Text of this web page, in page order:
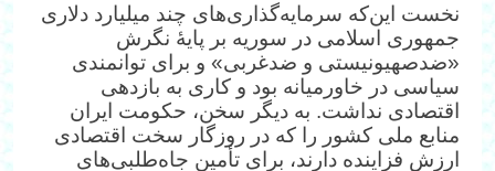
نخست این‌که سرمایه‌گذاری‌های چند میلیارد دلاری
جمهوری اسلامی در سوریه بر پایهٔ نگرش
«ضدصهیونیستی و ضدغربی» و برای توانمندی
سیاسی در خاورمیانه بود و کاری به بازدهی
اقتصادی نداشت. به دیگر سخن، حکومت ایران
منابع ملی کشور را که در روزگار سخت اقتصادی
ارزش فزاینده دارند، برای تأمین جاه‌طلبی‌های